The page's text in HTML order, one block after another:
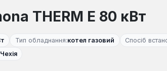
THERM E 80 кВт
Тип обладнання:котел газовий Спосіб
Чехія